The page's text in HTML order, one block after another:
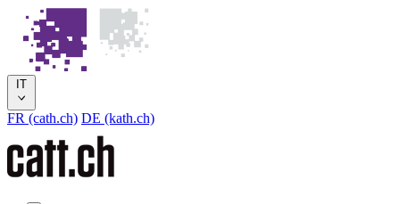
IT
FR (cath.ch) DE (kath.ch)